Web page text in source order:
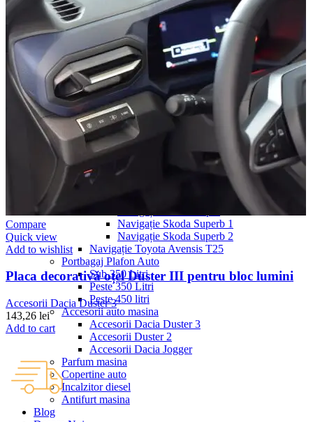
Navigație Mercedes W204
Navigație Mercedes W211
Navigație Mercedes Sprinter
Passat
Navigație Passat B5
Navigație Passat B5 5
Navigație Passat B6
Navigație Passat B7
Navigație Passat B8
Navigație Passat CC
Skoda
Navigație Skoda Fabia 1
Navigație Skoda Fabia 2
Navigație Skoda Octavia 1
Navigație Skoda Octavia 2
Navigație Skoda Superb 1
Navigație Skoda Superb 2
Navigație Toyota Avensis T25
Portbagaj Plafon Auto
Sub 350 Litri
Peste 350 Litri
Peste 450 litri
Accesorii auto masina
Accesorii Dacia Duster 3
Accesorii Duster 2
Accesorii Dacia Jogger
Parfum masina
Copertine auto
Incalzitor diesel
Antifurt masina
Blog
Compare
Quick view
Add to wishlist
Placa decorativă oțel Duster III pentru bloc lumini
Accesorii Dacia Duster 3
143,26 lei
Add to cart